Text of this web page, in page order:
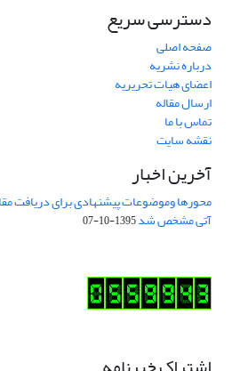
دسترسی سریع
صفحه اصلی
درباره نشریه
اعضای هیات تحریریه
ارسال مقاله
تماس با ما
نقشه سایت
آخرین اخبار
محورها وموضوعات پیشنهادی برای دریافت
آتی مشخص شد1395-10-07